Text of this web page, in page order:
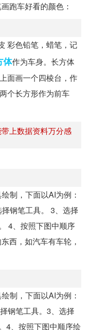
跑车好看的颜色：
彩色铅笔，蜡笔，记
体作为车身。长方体
面画一个四棱台，作
个长方形作为前车
上数据资料万分感
制，下面以AI为例：
钢笔工具。 3、选择
4、按照下图中顺序
西，如汽车有车轮，
制，下面以AI为例：
钢笔工具。3、选择
4、按照下图中顺序绘